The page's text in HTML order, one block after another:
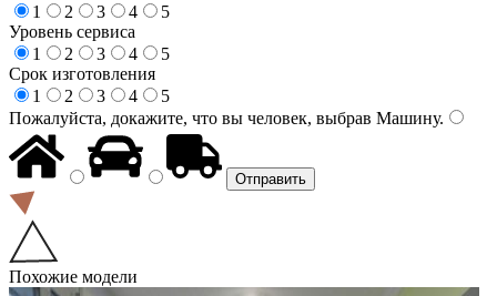
1
2 3 4
5
Уровень сервиса
1
2 3 4
5
Срок изготовления
1
2 3 4
5
Пожалуйста, докажите, что вы человек, выбрав Машину.
Похожие модели